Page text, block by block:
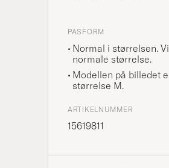
PASFORM
Normal i størrelsen.
normale størrelse.
Modellen på billedet
størrelse M.
ARTIKELNUMMER
15619811